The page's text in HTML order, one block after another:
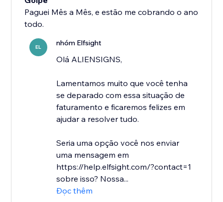
Paguei Mês a Mês, e estão me cobrando o ano
todo.
EL nhóm Elfsight
Olá ALIENSIGNS,
Lamentamos muito que você tenha
se deparado com essa situação de
faturamento e ficaremos felizes em
ajudar a resolver tudo.
Seria uma opção você nos enviar
uma mensagem em
https://help.elfsight.com/?contact=1
sobre isso? Nossa...
Đọc thêm